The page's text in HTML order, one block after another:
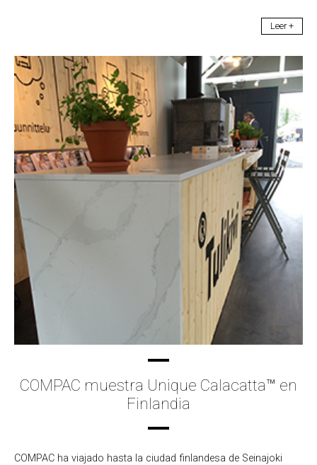
Leer +
COMPAC muestra Unique Calacatta™ en
Finlandia
COMPAC ha viajado hasta la ciudad finlandesa de Seinajoki